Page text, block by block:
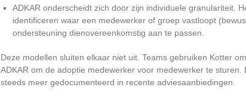
ADKAR onderscheidt zich door zijn individuele granulariteit.
identificeren waar een medewerker of groep vastloopt
ondersteuning dienovereenkomstig aan te passen.
Deze modellen sluiten elkaar niet uit. Teams gebruiken Kotter
ADKAR om de adoptie medewerker voor medewerker te
steeds meer gedocumenteerd in recente adviesaanbiedingen.